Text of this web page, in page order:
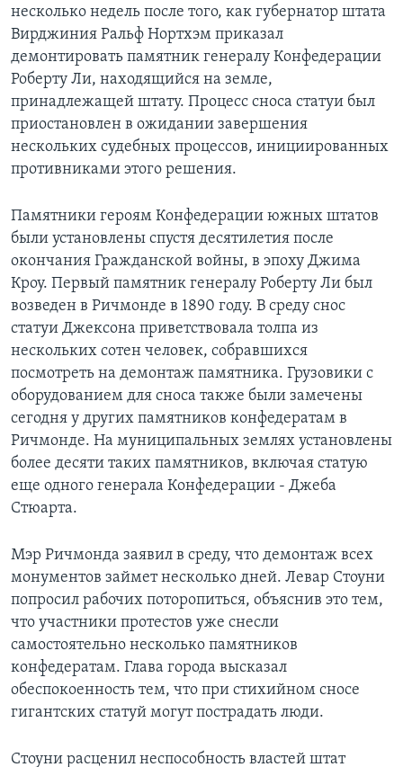
несколько недель после того, как губернатор штата
Вирджиния Ральф Нортхэм приказал
демонтировать памятник генералу Конфедерации
Роберту Ли, находящийся на земле,
принадлежащей штату. Процесс сноса статуи был
приостановлен в ожидании завершения
нескольких судебных процессов, инициированных
противниками этого решения.
Памятники героям Конфедерации южных штатов
были установлены спустя десятилетия после
окончания Гражданской войны, в эпоху Джима
Кроу. Первый памятник генералу Роберту Ли был
возведен в Ричмонде в 1890 году. В среду снос
статуи Джексона приветствовала толпа из
нескольких сотен человек, собравшихся
посмотреть на демонтаж памятника. Грузовики с
оборудованием для сноса также были замечены
сегодня у других памятников конфедератам в
Ричмонде. На муниципальных землях установлены
более десяти таких памятников, включая статую
еще одного генерала Конфедерации - Джеба
Стюарта.
Мэр Ричмонда заявил в среду, что демонтаж всех
монументов займет несколько дней. Левар Стоуни
попросил рабочих поторопиться, объяснив это тем,
что участники протестов уже снесли
самостоятельно несколько памятников
конфедератам. Глава города высказал
обеспокоенность тем, что при стихийном сносе
гигантских статуй могут пострадать люди.
Стоуни расценил неспособность властей штат